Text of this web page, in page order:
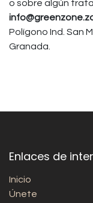
o sobre algún
Polígono Ind. San
Granada.
Enlaces de
Inicio
Únete